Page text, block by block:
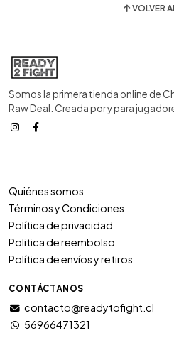
VOLVER
Somos la primera tienda online de
Raw Deal. Creada por y para
Quiénes somos
Términos y Condiciones
Política de privacidad
Politica de reembolso
Política de envíos y retiros
CONTÁCTANOS
contacto@readytofight.cl
56966471321